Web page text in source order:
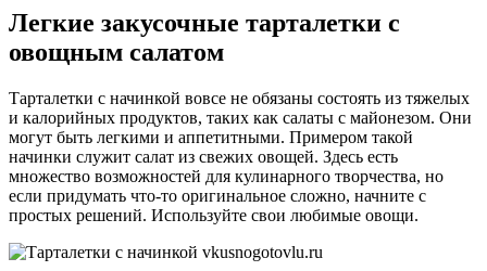
Легкие закусочные тарталетки с
овощным салатом
Тарталетки с начинкой вовсе не обязаны состоять из тяжелых
и калорийных продуктов, таких как салаты с майонезом. Они
могут быть легкими и аппетитными. Примером такой
начинки служит салат из свежих овощей. Здесь есть
множество возможностей для кулинарного творчества, но
если придумать что-то оригинальное сложно, начните с
простых решений. Используйте свои любимые овощи.